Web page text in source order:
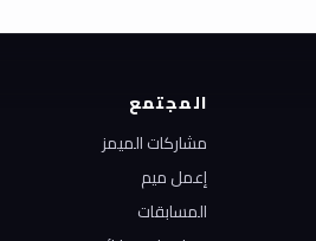
المجتمع
مشاركات الميمز
إعمل ميم
المسابقات